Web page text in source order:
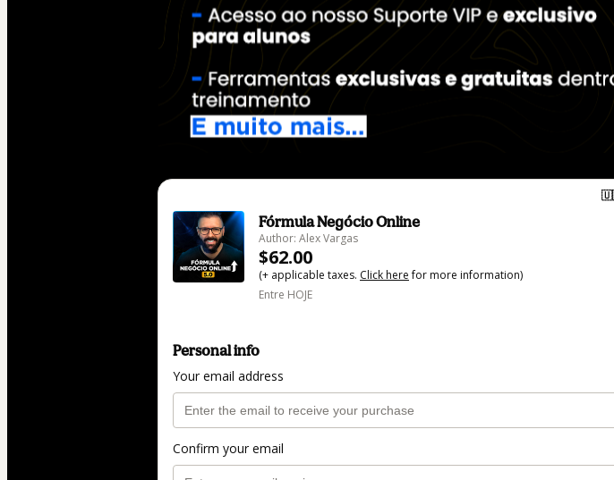
Fórmula Negócio Online
Author: Alex Vargas
$62.00
(+ applicable taxes. Click herefor more information)
Entre HOJE
Personal info
Your email address
Confirm your email